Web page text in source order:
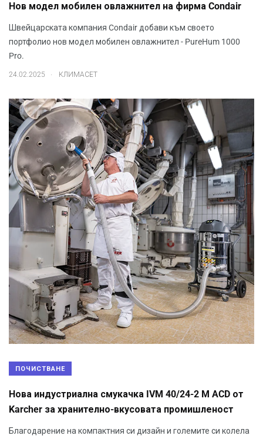
Нов модел мобилен овлажнител на фирма Condair
Швейцарската компания Condair добави към своето
портфолио нов модел мобилен овлажнител - PureHum 1000
Pro.
24.02.2025 КЛИМАСЕТ
ПОЧИСТВАНЕ
Нова индустриална смукачка IVM 40/24-2 M ACD от
Karcher за хранително-вкусовата промишленост
Благодарение на компактния си дизайн и големите си колела